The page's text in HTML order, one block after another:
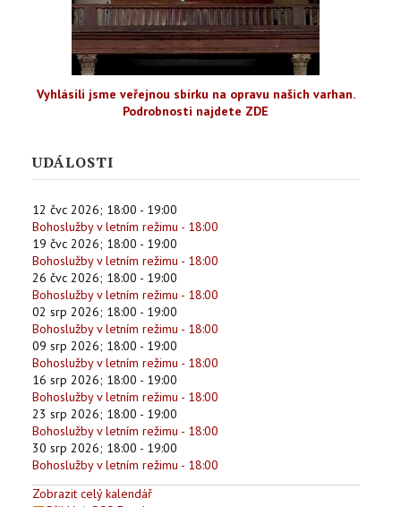
Vyhlásili jsme veřejnou sbírku na opravu našich varhan.
Podrobnosti najdete ZDE
UDÁLOSTI
12 čvc 2026; 18:00 - 19:00
Bohoslužby v letním režimu - 18:00
19 čvc 2026; 18:00 - 19:00
Bohoslužby v letním režimu - 18:00
26 čvc 2026; 18:00 - 19:00
Bohoslužby v letním režimu - 18:00
02 srp 2026; 18:00 - 19:00
Bohoslužby v letním režimu - 18:00
09 srp 2026; 18:00 - 19:00
Bohoslužby v letním režimu - 18:00
16 srp 2026; 18:00 - 19:00
Bohoslužby v letním režimu - 18:00
23 srp 2026; 18:00 - 19:00
Bohoslužby v letním režimu - 18:00
30 srp 2026; 18:00 - 19:00
Bohoslužby v letním režimu - 18:00
Zobrazit celý kalendář